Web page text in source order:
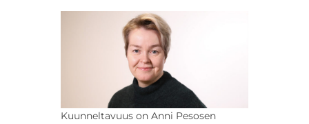
Kuunneltavuus on Anni Pesosen